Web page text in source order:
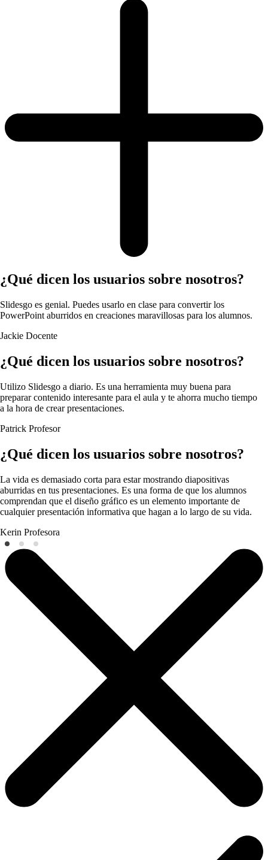
¿Qué dicen los usuarios sobre nosotros?
Slidesgo es genial. Puedes usarlo en clase para convertir los
PowerPoint aburridos en creaciones maravillosas para los alumnos.
Jackie Docente
¿Qué dicen los usuarios sobre nosotros?
Utilizo Slidesgo a diario. Es una herramienta muy buena para
preparar contenido interesante para el aula y te ahorra mucho tiempo
a la hora de crear presentaciones.
Patrick Profesor
¿Qué dicen los usuarios sobre nosotros?
La vida es demasiado corta para estar mostrando diapositivas
aburridas en tus presentaciones. Es una forma de que los alumnos
comprendan que el diseño gráfico es un elemento importante de
cualquier presentación informativa que hagan a lo largo de su vida.
Kerin Profesora